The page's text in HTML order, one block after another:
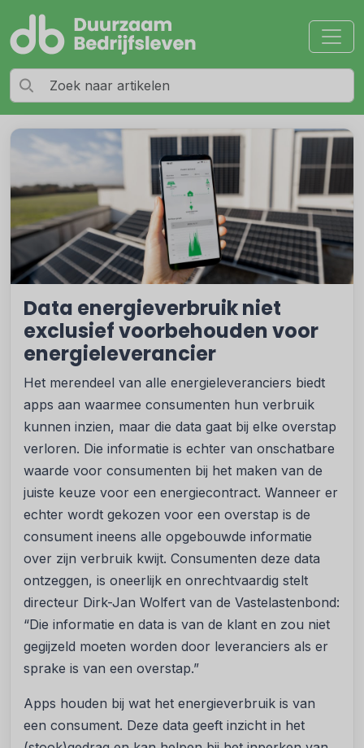
Data energieverbruik niet
exclusief voorbehouden voor
energieleverancier
Het merendeel van alle energieleveranciers biedt
apps aan waarmee consumenten hun verbruik
kunnen inzien, maar die data gaat bij elke overstap
verloren. Die informatie is echter van onschatbare
waarde voor consumenten bij het maken van de
juiste keuze voor een energiecontract. Wanneer er
echter wordt gekozen voor een overstap is de
consument ineens alle opgebouwde informatie
over zijn verbruik kwijt. Consumenten deze data
ontzeggen, is oneerlijk en onrechtvaardig stelt
directeur Dirk-Jan Wolfert van de Vastelastenbond:
“Die informatie en data is van de klant en zou niet
gegijzeld moeten worden door leveranciers als er
sprake is van een overstap.”
Apps houden bij wat het energieverbruik is van
een consument. Deze data geeft inzicht in het